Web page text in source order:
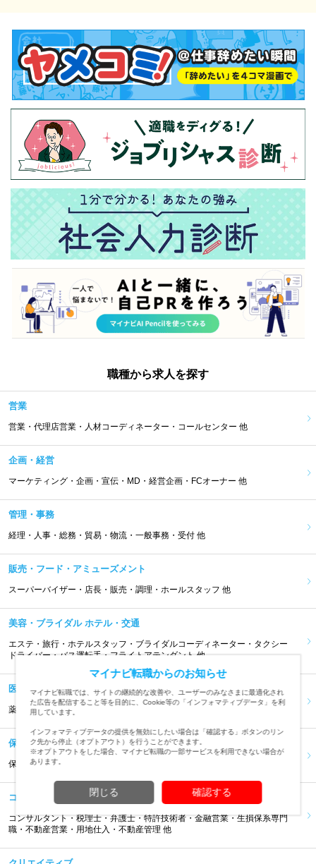
職種から求人を探す
営業
営業・代理店営業・人材コーディネーター・コールセンター 他
企画・経営
マーケティング・企画・宣伝・MD・経営企画・FCオーナー 他
管理・事務
経理・人事・総務・貿易・物流・一般事務・受付 他
販売・フード・アミューズメント
スーパーバイザー・店長・販売・調理・ホールスタッフ 他
美容・ブライダル ホテル・交通
エステ・旅行・ホテルスタッフ・ブライダルコーディネーター・タクシー
ドライバー・バス運転手・フライトアテンダント 他
医療・福祉
薬剤師・登録販売者・看護師・医療事務・介護職・栄養士 他
保育・教育・通訳
保育士・スクール運営・教師・講師・インストラクター・通訳 他
コンサルタント・金融・不動産専門職
コンサルタント・税理士・弁護士・特許技術者・金融営業・生損保系専門
職・不動産営業・用地仕入・不動産管理 他
マイナビ転職からのお知らせ
マイナビ転職では、サイトの継続的な改善や、ユーザーのみなさまに最適化され
た広告を配信すること等を目的に、Cookie等の「インフォマティブデータ」を利
用しています。
インフォマティブデータの提供を無効にしたい場合は「確認する」ボタンのリン
ク先から停止（オプトアウト）を行うことができます。
※オプトアウトをした場合、マイナビ転職の一部サービスを利用できない場合が
あります。
閉じる 確認する